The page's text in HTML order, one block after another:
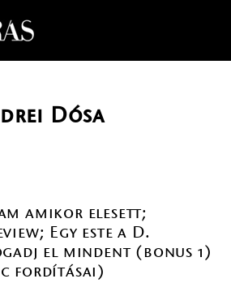
Dósa
amikor elesett;
Egy este a D.
el mindent (bonus 1)
fordításai)